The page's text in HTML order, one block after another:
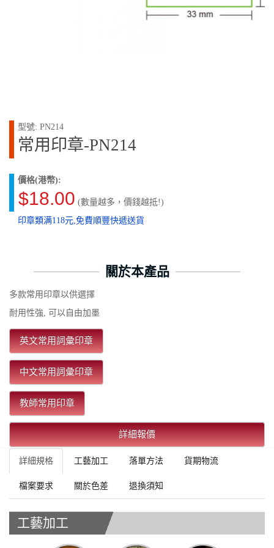
型號: PN214
常用印章-PN214
價格(港幣):
$18.00 (數量越多，價錢越抵!)
印章類满118元,免費順豐快遞送貨
關於本產品
多款常用印章以供選擇
耐用性強, 可以自由加墨
英文常用詞彙印章
中文常用詞彙印章
教師常用印章
詳細報價
詳細規格 工藝加工 落單方法 貨期物流
檔案要求 關於色差 退換須知
工藝加工